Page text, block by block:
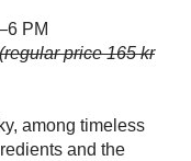
PM
(regular price 165 kr
among timeless
and the